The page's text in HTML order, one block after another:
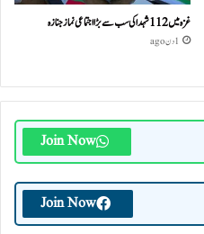
غزہ میں 112 شہدا کی سب سے بڑا اجتماعی نماز جنازہ
1 دن ago
Join Now
Join Now